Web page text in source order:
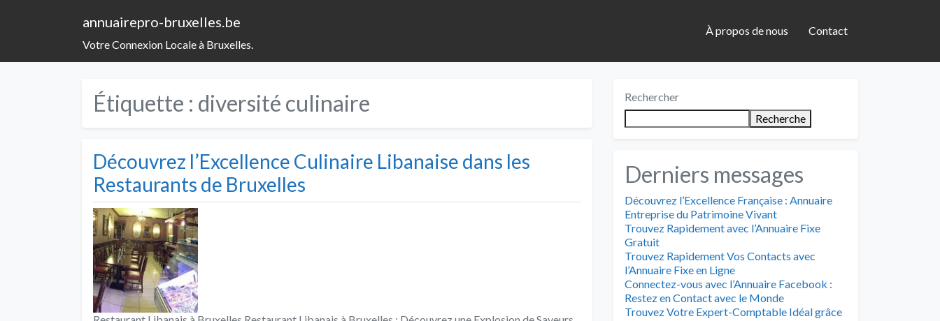
annuairepro-bruxelles.be
Votre Connexion Locale à Bruxelles.
À propos de nous Contact
Étiquette : diversité culinaire
Découvrez l’Excellence Culinaire Libanaise dans les
Restaurants de Bruxelles
Rechercher
Recherche
Derniers messages
Découvrez l’Excellence Française : Annuaire
Entreprise du Patrimoine Vivant
Trouvez Rapidement avec l’Annuaire Fixe
Gratuit
Trouvez Rapidement Vos Contacts avec
l’Annuaire Fixe en Ligne
Connectez-vous avec l’Annuaire Facebook :
Restez en Contact avec le Monde
Trouvez Votre Expert-Comptable Idéal grâce